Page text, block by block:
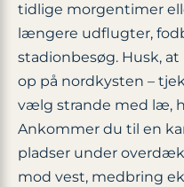
tidlige morgentimer
længere udflugter,
stadionbesøg. Husk, at
op på nordkysten –
vælg strande med læ,
Ankommer du til en
pladser under
mod vest, medbring